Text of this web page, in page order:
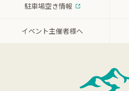
駐車場空き情報
イベント主催者様へ